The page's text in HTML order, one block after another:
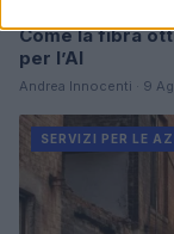
Come la fibra
per l’AI
Andrea Innocenti · 9
SERVIZI PER LE